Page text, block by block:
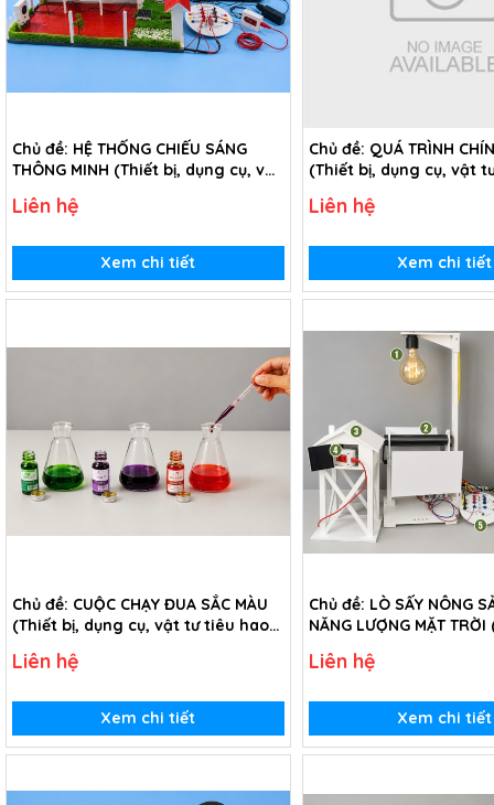
Chủ đề: HỆ THỐNG CHIẾU SÁNG
THÔNG MINH (Thiết bị, dụng cụ, vật
sáng thông minh - lớp 8)
Liên hệ
Xem chi tiết
Chủ đề: QUÁ TRÌNH
(Thiết bị, dụng cụ, vật
lớp 8)
Liên hệ
Xem chi tiết
Chủ đề: CUỘC CHẠY ĐUA SẮC MÀU
(Thiết bị, dụng cụ, vật tư tiêu hao
màu - lớp 7)
Liên hệ
Xem chi tiết
Chủ đề: LÒ SẤY NÔNG
NĂNG LƯỢNG MẶT
đề Lò sấy nông sản
Liên hệ
Xem chi tiết